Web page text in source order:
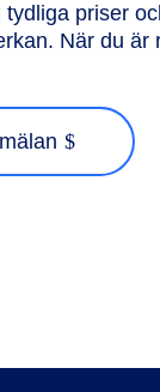
priser
När du är